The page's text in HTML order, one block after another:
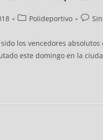
Polideportivo
los vencedores
este domingo en la